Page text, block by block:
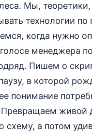
Мы,
технологии по
когда нужно
менеджера
Пишем о
в которой
понимание
Превращаем живой
схему, а потом